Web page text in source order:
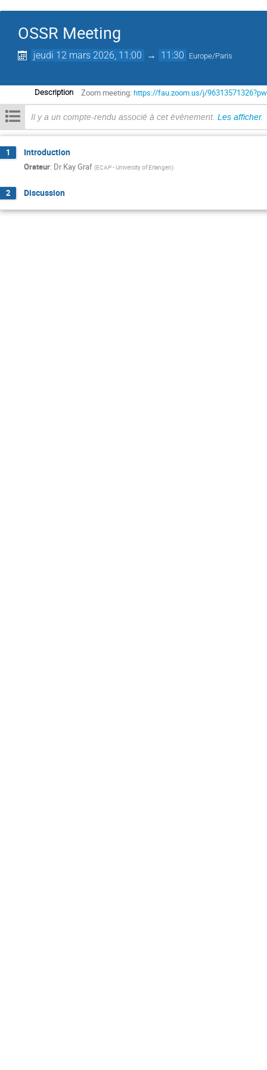
OSSR Meeting
jeudi 12 mars 2026, 11:00 → 11:30 Europe/Paris
Description Zoom meeting:https://fau.zoom.us/j/
Il y a un compte-rendu associé à cet événement. Les afficher.
1 Introduction
Orateur: Dr Kay Graf (ECAP - University of Erlangen)
2 Discussion